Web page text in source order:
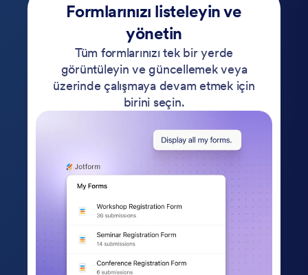
Formlarınızı listeleyin ve
yönetin
Tüm formlarınızı tek bir yerde
görüntüleyin ve güncellemek veya
üzerinde çalışmaya devam etmek için
birini seçin.